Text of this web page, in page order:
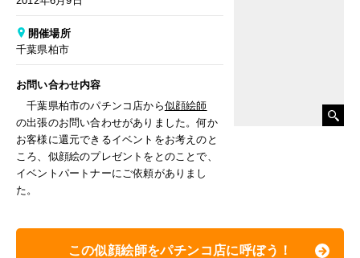
開催場所
千葉県柏市
お問い合わせ内容
千葉県柏市のパチンコ店から似顔絵師
の出張のお問い合わせがありました。何か
お客様に還元できるイベントをお考えのと
ころ、似顔絵のプレゼントをとのことで、
イベントパートナーにご依頼がありまし
た。
この似顔絵師をパチンコ店に呼ぼう！